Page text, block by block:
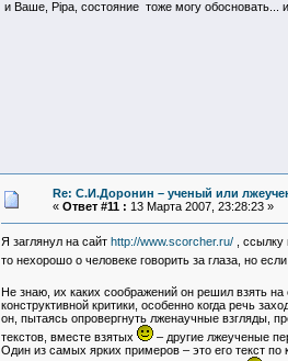
и Ваше, Pipa, состояние тоже могу обосновать...
Re: С.И.Доронин – ученый или
« Ответ #11 : 13 Марта 2007, 23:28:23 »
Я заглянул на сайт http://www.scorcher.ru/, ссылку
то нехорошо о человеке говорить за глаза, но
Не знаю, их каких соображений он решил взять
конструктивной критики, особенно когда речь
он, пытаясь опровергнуть лженаучные взгляды,
текстов, вместе взятых
– другие лжеученые
Один из самых ярких примеров – это его текст по